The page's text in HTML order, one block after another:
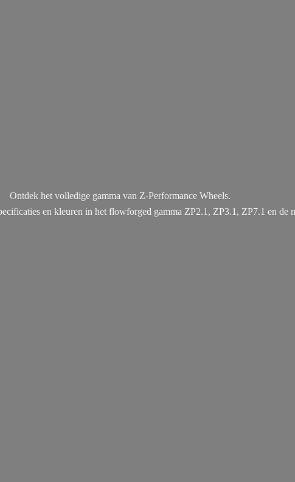
Ontdek het volledige gamma van Z-Performance Wheels.
en kleuren in het flowforged gamma ZP2.1, ZP3.1, ZP7.1 en de